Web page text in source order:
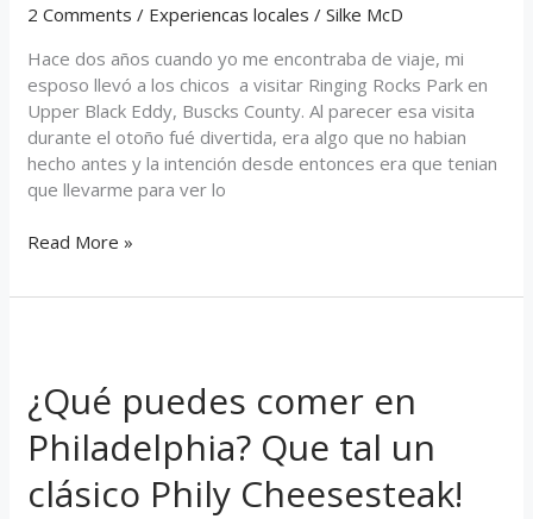
2 Comments / Experiencas locales /Silke McD
Hace dos años cuando yo me encontraba de viaje, mi
esposo llevó a los chicos a visitar Ringing Rocks Park en
Upper Black Eddy, Buscks County. Al parecer esa visita
durante el otoño fué divertida, era algo que no habian
hecho antes y la intención desde entonces era que tenian
que llevarme para ver lo
County,
Pennsylvania
Read More »
¿Qué puedes comer en
Philadelphia? Que tal un
clásico Phily Cheesesteak!
comer
en
Philadelphia?
Que
tal